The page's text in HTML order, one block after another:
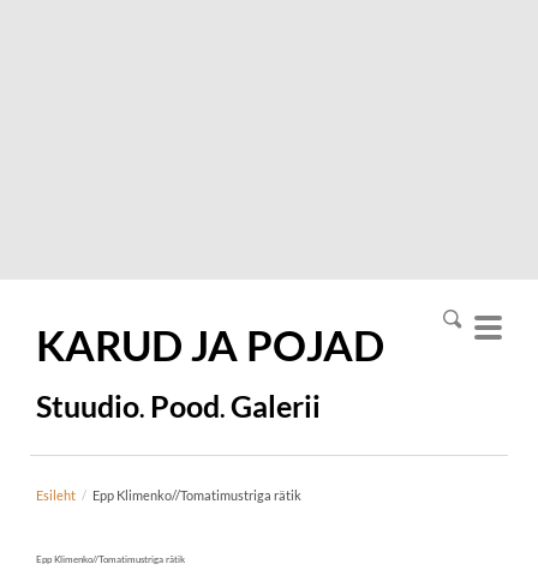
KARUD JA POJAD
Stuudio. Pood. Galerii
Esileht / Epp Klimenko//Tomatimustriga rätik
Epp Klimenko//Tomatimustriga rätik